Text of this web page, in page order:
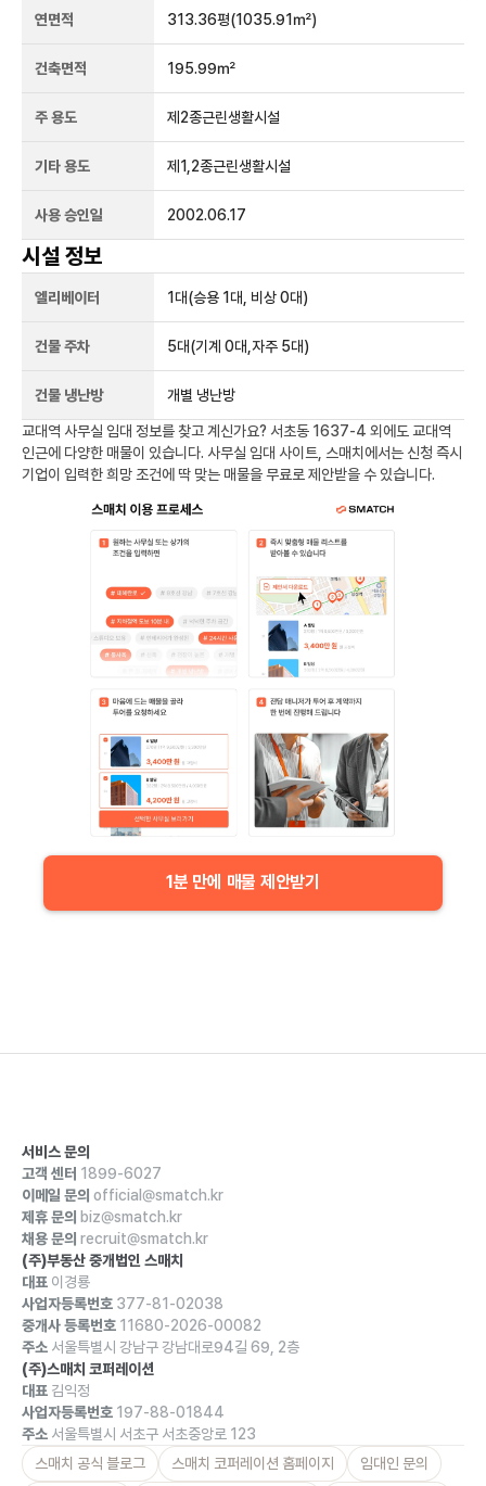
연면적 313.36평(1035.91㎡)
건축면적 195.99㎡
주 용도 제2종근린생활시설
기타 용도 제1,2종근린생활시설
사용 승인일 2002.06.17
시설 정보
엘리베이터 1 대(승용 1대, 비상 0대)
건물 주차 5대(기계 0대,자주 5대)
건물 냉난방 개별 냉난방
교대역 사무실 임대 정보를 찾고 계신가요? 서초동 1637-4 외에도 교대역
인근에 다양한 매물이 있습니다. 사무실 임대 사이트, 스매치에서는 신청 즉시
기업이 입력한 희망 조건에 딱 맞는 매물을 무료로 제안받을 수 있습니다.
1분 만에 매물 제안받기
서비스 문의
고객 센터 1899-6027
이메일 문의 official@smatch.kr
제휴 문의 biz@smatch.kr
채용 문의 recruit@smatch.kr
(주)부동산 중개법인 스매치
대표 이경룡
사업자등록번호 377-81-02038
중개사 등록번호 11680-2026-00082
주소 서울특별시 강남구 강남대로94길 69, 2층
(주)스매치 코퍼레이션
대표 김익정
사업자등록번호 197-88-01844
주소 서울특별시 서초구 서초중앙로 123
스매치 공식 블로그
스매치 코퍼레이션 홈페이지 임대인 문의